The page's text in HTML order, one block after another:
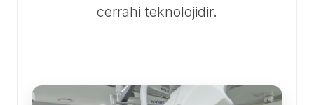
cerrahi teknolojidir.